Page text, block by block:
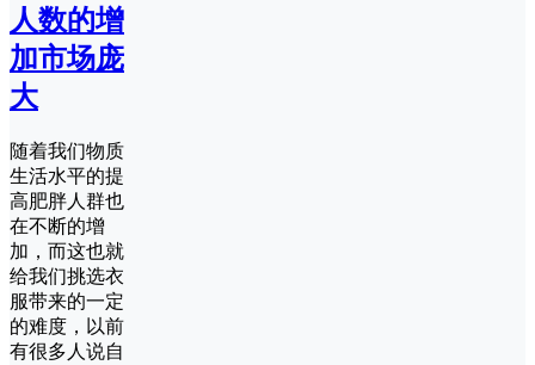
人数的增
加市场庞
大
随着我们物质
生活水平的提
高肥胖人群也
在不断的增
加，而这也就
给我们挑选衣
服带来的一定
的难度，以前
有很多人说自